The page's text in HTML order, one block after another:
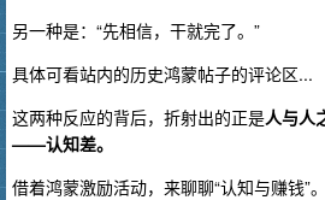
另一种是：“先相信，干就完了。”
具体可看站内的历史鸿蒙帖子的评论区...
这两种反应的背后，折射出的正是人与人
——认知差。
借着鸿蒙激励活动，来聊聊“认知与赚钱”。